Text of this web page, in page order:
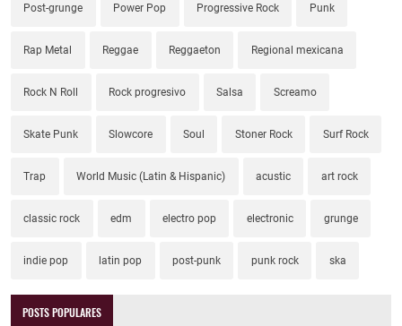
Post-grunge Power Pop Progressive Rock Punk
Rap Metal Reggae Reggaeton Regional mexicana
Rock N Roll Rock progresivo Salsa Screamo
Skate Punk Slowcore Soul Stoner Rock Surf Rock
Trap World Music (Latin & Hispanic) acustic art rock
classic rock edm electro pop electronic grunge
indie pop latin pop post-punk punk rock ska
POSTS POPULARES